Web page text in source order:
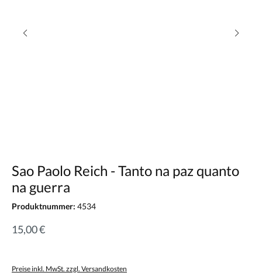
Sao Paolo Reich - Tanto na paz quanto
na guerra
Produktnummer: 4534
15,00 €
Preise inkl. MwSt. zzgl. Versandkosten